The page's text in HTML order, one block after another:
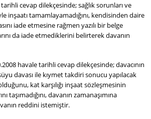
tarihli cevap dilekçesinde; sağlık sorunları ve
inşaatı tamamlayamadığını, kendisinden daire
iade etmesine rağmen yazılı bir belge
da iade etmediklerini belirterek davanın
havale tarihli cevap dilekçesinde; davacının
davası ile kıymet takdiri sonucu yapılacak
kat karşılığı inşaat sözleşmesinin
taşımadığını, davanın zamanaşımına
reddini istemiştir.